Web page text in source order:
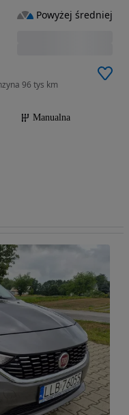
96 tys km
Manualna
Powyżej średniej